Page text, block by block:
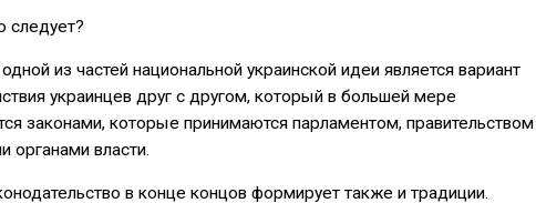
следует?
из частей национальной украинской идеи является вариант
украинцев друг с другом, который в большей мере
законами, которые принимаются парламентом, правительством
органами власти.
в конце концов формирует также и традиции.